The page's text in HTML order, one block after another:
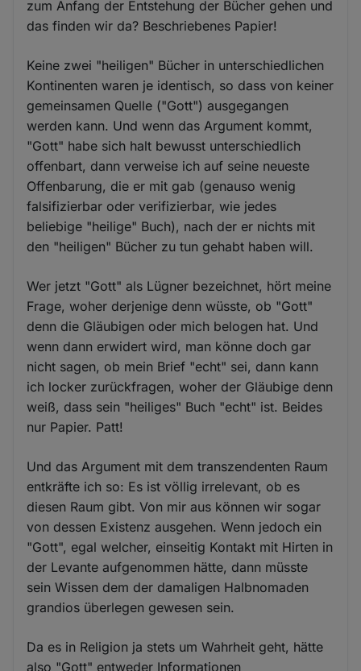
zum Anfang der Entstehung der Bücher gehen und
das finden wir da? Beschriebenes Papier!
Keine zwei "heiligen" Bücher in unterschiedlichen
Kontinenten waren je identisch, so dass von keiner
gemeinsamen Quelle ("Gott") ausgegangen
werden kann. Und wenn das Argument kommt,
"Gott" habe sich halt bewusst unterschiedlich
offenbart, dann verweise ich auf seine neueste
Offenbarung, die er mit gab (genauso wenig
falsifizierbar oder verifizierbar, wie jedes
beliebige "heilige" Buch), nach der er nichts mit
den "heiligen" Bücher zu tun gehabt haben will.
Wer jetzt "Gott" als Lügner bezeichnet, hört meine
Frage, woher derjenige denn wüsste, ob "Gott"
denn die Gläubigen oder mich belogen hat. Und
wenn dann erwidert wird, man könne doch gar
nicht sagen, ob mein Brief "echt" sei, dann kann
ich locker zurückfragen, woher der Gläubige denn
weiß, dass sein "heiliges" Buch "echt" ist. Beides
nur Papier. Patt!
Und das Argument mit dem transzendenten Raum
entkräfte ich so: Es ist völlig irrelevant, ob es
diesen Raum gibt. Von mir aus können wir sogar
von dessen Existenz ausgehen. Wenn jedoch ein
"Gott", egal welcher, einseitig Kontakt mit Hirten in
der Levante aufgenommen hätte, dann müsste
sein Wissen dem der damaligen Halbnomaden
grandios überlegen gewesen sein.
Da es in Religion ja stets um Wahrheit geht, hätte
also "Gott" entweder Informationen